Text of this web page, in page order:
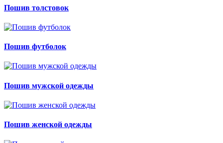
Пошив толстовок
Пошив футболок
Пошив мужской одежды
Пошив женской одежды